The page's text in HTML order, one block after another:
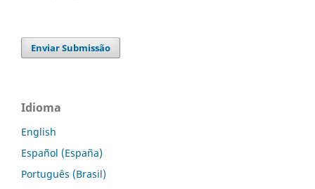
Enviar Submissão
Idioma
English
Español (España)
Português (Brasil)